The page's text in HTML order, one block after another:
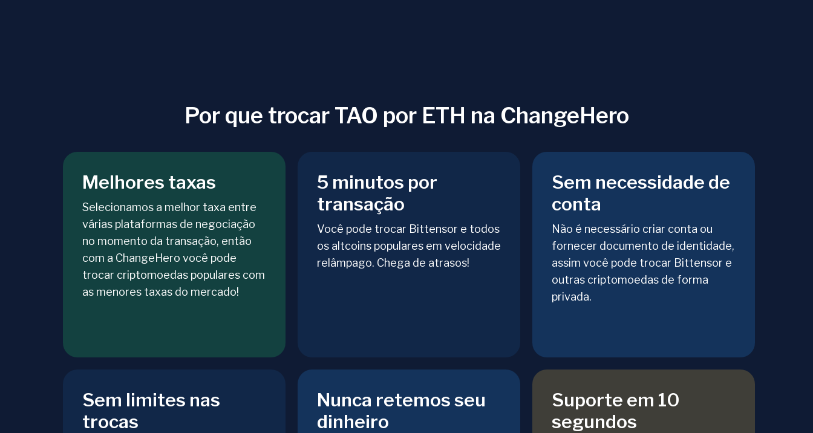
Por que trocar TAO por ETH na ChangeHero
Melhores taxas
Selecionamos a melhor taxa entre
várias plataformas de negociação
no momento da transação, então
com a ChangeHero você pode
trocar criptomoedas populares com
as menores taxas do mercado!
5 minutos por
transação
Você pode trocar Bittensor e todos
os altcoins populares em velocidade
relâmpago. Chega de atrasos!
Sem necessidade de
conta
Não é necessário criar conta ou
fornecer documento de identidade,
assim você pode trocar Bittensor e
outras criptomoedas de forma
privada.
Sem limites nas
trocas
Nunca retemos seu
dinheiro
Suporte em 10
segundos